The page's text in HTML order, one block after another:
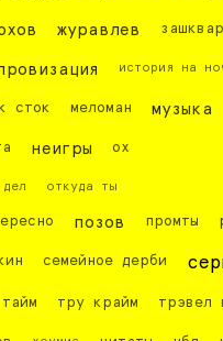
журавлев
история на
сток меломан музыка
неигры ох
откуда ты
позов промты
семейное дерби
тру крайм трэвел